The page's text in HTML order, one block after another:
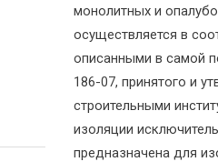
монолитных и
осуществляется в
описанными в самой
186-07, принятого и
строительными
изоляции
предназначена для